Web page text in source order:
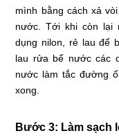
mình bằng cách xả
nước. Tới khi còn lại
dụng nilon, rẻ lau để
lau rửa bể nước các
nước làm tắc đường
xong.
Bước 3: Làm sạch